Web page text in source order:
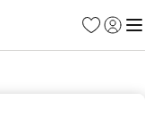
Favoritos
Iniciar